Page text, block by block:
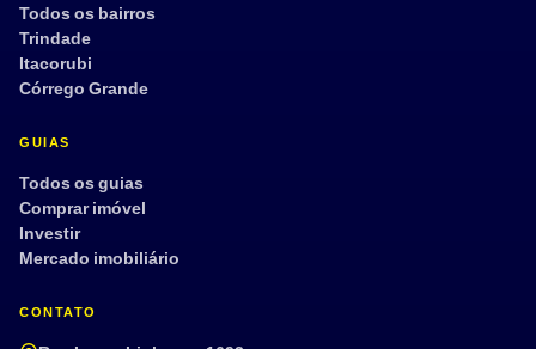
Todos os bairros
Trindade
Itacorubi
Córrego Grande
GUIAS
Todos os guias
Comprar imóvel
Investir
Mercado imobiliário
CONTATO